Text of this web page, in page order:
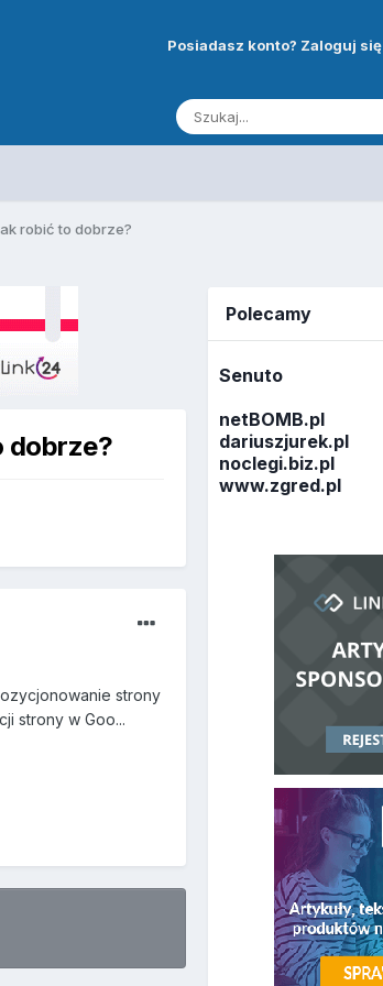
Posiadasz konto? Zaloguj się
robić to dobrze?
dobrze?
strony
strony w Goo...
Polecamy
Senuto
netBOMB.pl
dariuszjurek.pl
noclegi.biz.pl
www.zgred.pl